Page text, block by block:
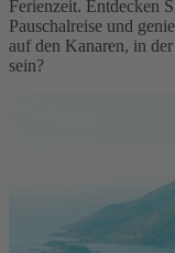
Ferienzeit. Entdecken
Pauschalreise und
auf den Kanaren, in
sein?